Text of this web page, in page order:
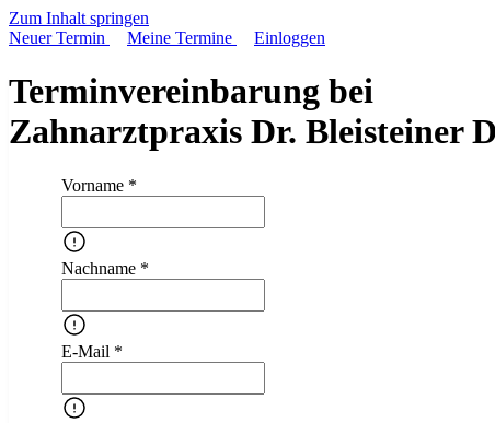
Zum Inhalt springen
Neuer Termin
Meine Termine Einloggen
Terminvereinbarung bei
Zahnarztpraxis Dr. Bleisteiner
Vorname *
Nachname *
E-Mail *